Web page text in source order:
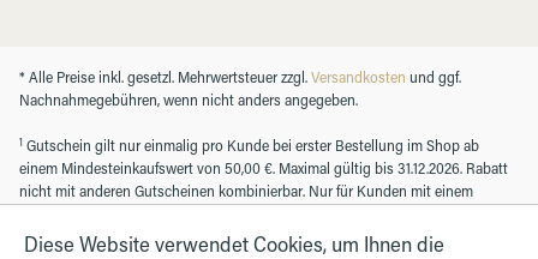
* Alle Preise inkl. gesetzl. Mehrwertsteuer zzgl.Versandkosten und ggf.
Nachnahmegebühren, wenn nicht anders angegeben.
1 Gutschein gilt nur einmalig pro Kunde bei erster Bestellung im Shop ab
einem Mindesteinkaufswert von 50,00 €. Maximal gültig bis 31.12.2026. Rabatt
nicht mit anderen Gutscheinen kombinierbar. Nur für Kunden mit einem
Diese Website verwendet Cookies, um Ihnen die